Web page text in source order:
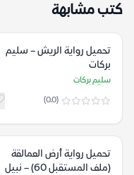
كتب مشابهة
تحميل رواية الريش – سليم
بركات
سليم بركات
(0.0)
تحميل رواية أرض العمالقة
(ملف المستقبل 60) – نبيل